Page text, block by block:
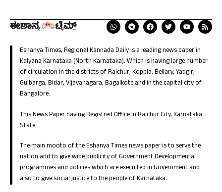
Eshanya Times, Regional Kannada Daily is a leading news paper in
Kalyana Karnataka (North Karnataka). Which is having large number
of circulation in the districts of Raichur, Koppla, Bellary, Yadgir,
Gulbarga, Bidar, Vijayanagara, Bagalkote and in the capital city of
Bangalore.
This News Paper having Registred Office in Raichur City, Karnataka
State.
The main mooto of the Eshanya Times news paper is to serve the
nation and to give wide publicity of Government Developmental
programmes and policies which are execuited in Government and
also to give social justice to the people of Karnataka.